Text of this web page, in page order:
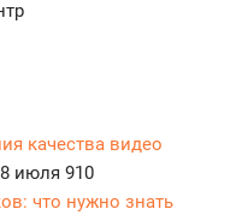
качества видео
июля 910
что нужно знать